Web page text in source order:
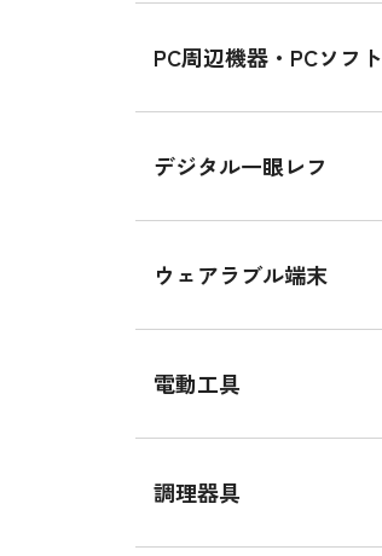
PC周辺機器・PCソフト
デジタル一眼レフ
ウェアラブル端末
電動工具
調理器具